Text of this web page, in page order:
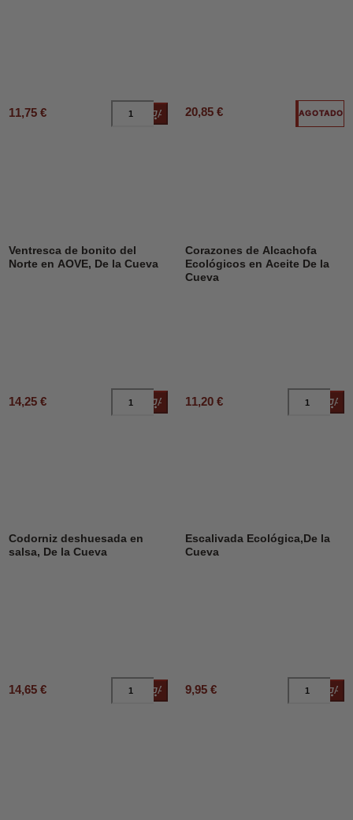
11,75 € Añadir al carrito
20,85 € AGOTADO
Ventresca de bonito del
Norte en AOVE, De la Cueva
14,25 € Añadir al carrito
Corazones de Alcachofa
Ecológicos en Aceite De la
Cueva
11,20 €
Codorniz deshuesada en
salsa, De la Cueva
14,65 € Añadir al carrito
Escalivada Ecológica,De la
Cueva
9,95 €